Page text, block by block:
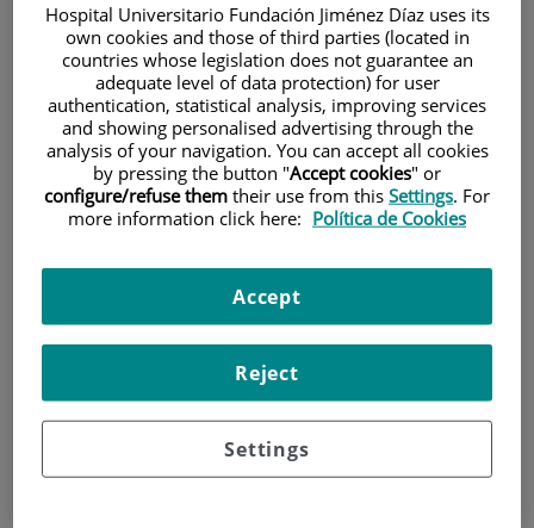
Pacientes y visitantes
Investigación
Hospital Universitario Fundación Jiménez Díaz uses its
own cookies and those of third parties (located in
countries whose legislation does not guarantee an
adequate level of data protection) for user
authentication, statistical analysis, improving services
and showing personalised advertising through the
analysis of your navigation. You can accept all cookies
by pressing the button "Accept cookies" or
configure/refuse them their use from this Settings. For
more information click here: Política de Cookies
Settings
Reject
Accept